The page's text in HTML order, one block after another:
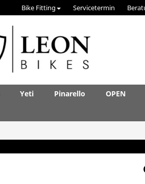
Bike Fitting Servicetermin
Yeti Pinarello OPEN